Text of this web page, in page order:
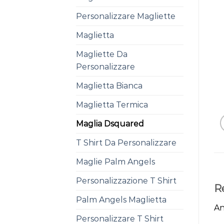
Personalizzare Magliette
Maglietta
Magliette Da
Personalizzare
Maglietta Bianca
Maglietta Termica
Maglia Dsquared
T Shirt Da Personalizzare
Maglie Palm Angels
Personalizzazione T Shirt
Palm Angels Maglietta
Personalizzare T Shirt